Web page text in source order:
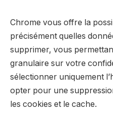
Chrome vous offre la
précisément quelles
supprimer, vous
granulaire sur votre
sélectionner uniquement
opter pour une
les cookies et le cache.